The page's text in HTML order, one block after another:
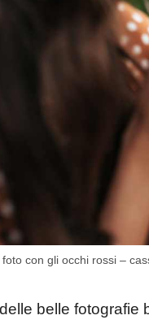
con gli occhi rossi –
belle fotografie